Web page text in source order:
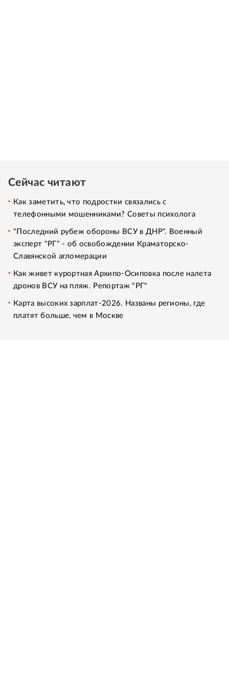
Сейчас читают
Как заметить, что подростки связались с
телефонными мошенниками? Советы психолога
"Последний рубеж обороны ВСУ в ДНР". Военный
эксперт "РГ" - об освобождении Краматорско-
Славянской агломерации
Как живет курортная Архипо-Осиповка после налета
дронов ВСУ на пляж. Репортаж "РГ"
Карта высоких зарплат-2026. Названы регионы, где
платят больше, чем в Москве